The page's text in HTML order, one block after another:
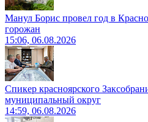
Манул Борис провел год в
горожан
15:06, 06.08.2026
Спикер красноярского
муниципальный округ
14:59, 06.08.2026